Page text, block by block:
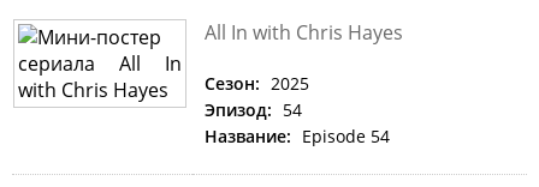
All In with Chris Hayes
Сезон: 2025
Эпизод: 54
Название: Episode 54